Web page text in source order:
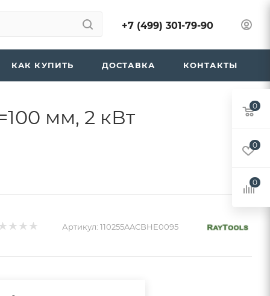
+7 (499) 301-79-90
КАК КУПИТЬ ДОСТАВКА КОНТАКТЫ
мм, 2 кВт
Артикул: 110255AACBHE0095
0
0
0